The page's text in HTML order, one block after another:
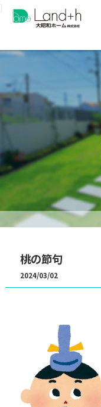
桃の節句
2024/03/02